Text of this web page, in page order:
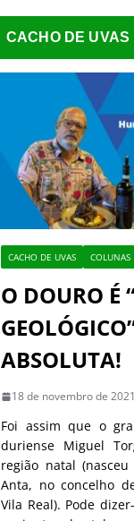
CACHO DE UVAS
CACHO DE UVAS COLUNAS
O DOURO É
ABSOLUTA!
18 de novembro de 2021
Foi assim que o
duriense Miguel
região natal
Anta, no concelho
Vila Real). Pode